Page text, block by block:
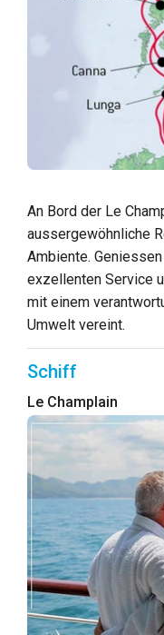
An Bord der Le
aussergewöhnliche
Ambiente.
exzellenten Service
mit einem
Umwelt vereint.
Schiff
Le Champlain